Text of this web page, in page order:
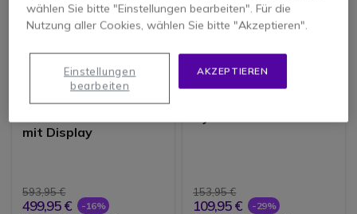
mit Display
593,95 €
499,95 € -16%
153,95 €
109,95 € -29%
wählen Sie bitte "Einstellungen bearbeiten". Für die
Nutzung aller Cookies, wählen Sie bitte "Akzeptieren".
AKZEPTIEREN
Einstellungen
bearbeiten